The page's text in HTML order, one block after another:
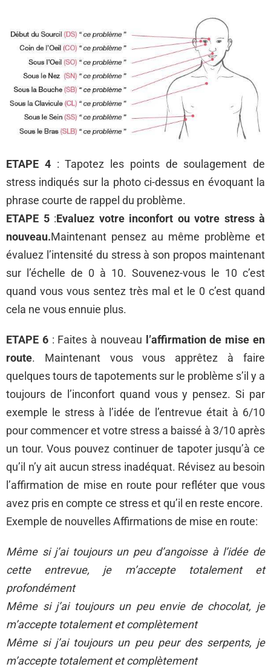
ETAPE 4: Tapotez les points de soulagement de
stress indiqués sur la photo ci-dessus en évoquant la
phrase courte de rappel du problème.
ETAPE 5:Evaluez votre inconfort ou votre stress à
nouveau.Maintenant pensez au même problème et
évaluez l’intensité du stress à son propos maintenant
sur l’échelle de 0 à 10. Souvenez-vous le 10 c’est
quand vous vous sentez très mal et le 0 c’est quand
cela ne vous ennuie plus.
ETAPE 6 : Faites à nouveau l’affirmation de mise en
route. Maintenant vous vous apprêtez à faire
quelques tours de tapotements sur le problème s’il y a
toujours de l’inconfort quand vous y pensez. Si par
exemple le stress à l’idée de l’entrevue était à 6/10
pour commencer et votre stress a baissé à 3/10 après
un tour. Vous pouvez continuer de tapoter jusqu’à ce
qu’il n’y ait aucun stress inadéquat. Révisez au besoin
l’affirmation de mise en route pour refléter que vous
avez pris en compte ce stress et qu’il en reste encore.
Exemple de nouvelles Affirmations de mise en route:
Même si j’ai toujours un peu d’angoisse à l’idée de
cette entrevue, je m’accepte totalement et
profondément
Même si j’ai toujours un peu envie de chocolat, je
m’accepte totalement et complètement
Même si j’ai toujours un peu peur des serpents, je
m’accepte totalement et complètement